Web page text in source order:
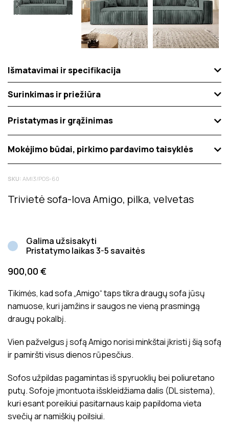
Išmatavimai ir specifikacija
Surinkimas ir priežiūra
Pristatymas ir grąžinimas
Mokėjimo būdai, pirkimo pardavimo taisyklės
SKU: AMI3/POS-60
Trivietė sofa-lova Amigo, pilka, velvetas
Galima užsisakyti
Pristatymo laikas 3-5 savaitės
900,00 €
Tikimės, kad sofa „Amigo“ taps tikra draugų sofa jūsų
namuose, kuri įamžins ir saugos ne vieną prasmingą
draugų pokalbį.
Vien pažvelgus į sofą Amigo norisi minkštai įkristi į šią sofą
ir pamiršti visus dienos rūpesčius.
Sofos užpildas pagamintas iš spyruoklių bei poliuretano
putų. Sofoje įmontuota išskleidžiama dalis (DL sistema),
kuri esant poreikiui pasitarnaus kaip papildoma vieta
svečių ar namiškių poilsiui.